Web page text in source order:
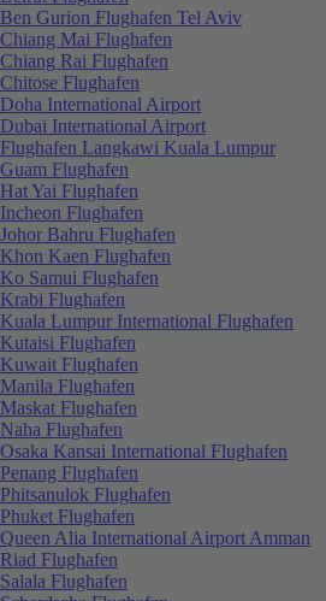
Ben Gurion Flughafen Tel Aviv
Chiang Mai Flughafen
Chiang Rai Flughafen
Chitose Flughafen
Doha International Airport
Dubai International Airport
Flughafen Langkawi Kuala Lumpur
Guam Flughafen
Hat Yai Flughafen
Incheon Flughafen
Johor Bahru Flughafen
Khon Kaen Flughafen
Ko Samui Flughafen
Krabi Flughafen
Kuala Lumpur International Flughafen
Kutaisi Flughafen
Kuwait Flughafen
Manila Flughafen
Maskat Flughafen
Naha Flughafen
Osaka Kansai International Flughafen
Penang Flughafen
Phitsanulok Flughafen
Phuket Flughafen
Queen Alia International Airport Amman
Riad Flughafen
Salala Flughafen